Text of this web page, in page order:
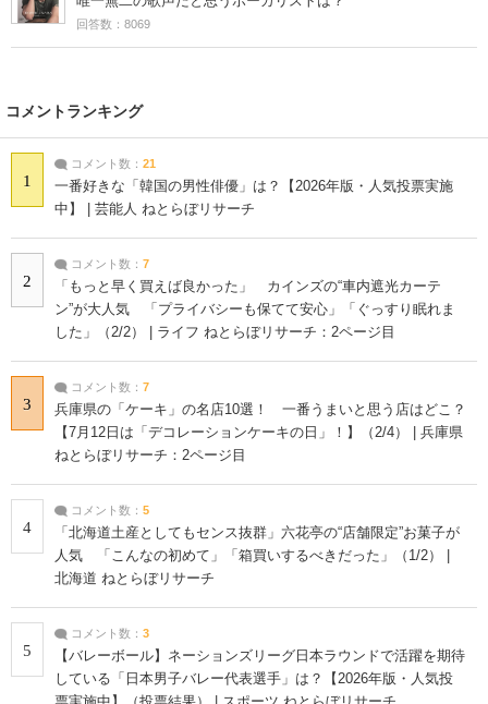
回答数：8069
コメントランキング
1
コメント数： 21
一番好きな「韓国の男性俳優」は？【2026年版・人気投票実施
中】 | 芸能人 ねとらぼリサーチ
2
コメント数： 7
「もっと早く買えば良かった」 カインズの“車内遮光カーテ
ン”が大人気 「プライバシーも保てて安心」「ぐっすり眠れま
した」（2/2） | ライフ ねとらぼリサーチ：2ページ目
3
コメント数： 7
兵庫県の「ケーキ」の名店10選！ 一番うまいと思う店はどこ？
【7月12日は「デコレーションケーキの日」！】（2/4） | 兵庫県
ねとらぼリサーチ：2ページ目
4
コメント数： 5
「北海道土産としてもセンス抜群」六花亭の“店舗限定”お菓子が
人気 「こんなの初めて」「箱買いするべきだった」（1/2） |
北海道 ねとらぼリサーチ
5
コメント数： 3
【バレーボール】ネーションズリーグ日本ラウンドで活躍を期待
している「日本男子バレー代表選手」は？【2026年版・人気投